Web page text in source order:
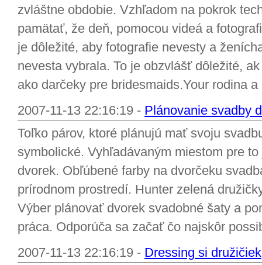
zvláštne obdobie. Vzhľadom na pokrok
pamätať, že deň, pomocou videá a
je dôležité, aby fotografie nevesty a
nevesta vybrala. To je obzvlášť dôležité,
ako darčeky pre bridesmaids.Your rodina a
2007-11-13 22:16:19 - Plánovanie svadby
Toľko párov, ktoré plánujú mať svoju
symbolické. Vyhľadávaným miestom pre
dvorek. Obľúbené farby na dvorčeku
prírodnom prostredí. Hunter zelená
Výber plánovať dvorek svadobné šaty a
práca. Odporúča sa začať čo najskôr
2007-11-13 22:16:19 - Dressing si družičiek